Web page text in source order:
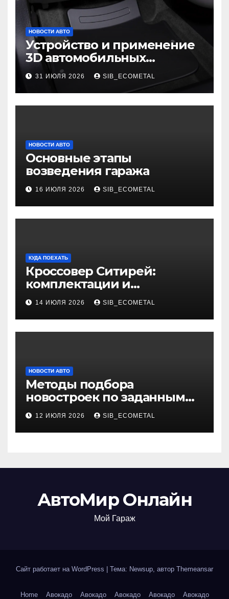
НОВОСТИ АВТО
Устройство и применение
3D автомобильных
ковриков
31 ИЮЛЯ 2026 SIB_ECOMETAL
НОВОСТИ АВТО
Основные этапы
возведения гаража
16 ИЮЛЯ 2026 SIB_ECOMETAL
КУДА ПОЕХАТЬ
Кроссовер Ситирей:
комплектации и
характеристики
14 ИЮЛЯ 2026 SIB_ECOMETAL
НОВОСТИ АВТО
Методы подбора
новостроек по заданным
критериям
12 ИЮЛЯ 2026 SIB_ECOMETAL
АвтоМир Онлайн
Мой Гараж
Сайт работает на WordPress | Тема: Newsup, автор Themeansar
Home Авокадо Авокадо Авокадо Авокадо Авокадо